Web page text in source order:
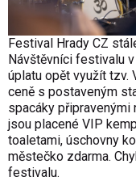
Festival Hrady CZ
Návštěvníci festivalu
úplatu opět využít tzv.
ceně s postaveným
spacáky
jsou placené VIP
toaletami, úschovny
městečko zdarma.
festivalu.